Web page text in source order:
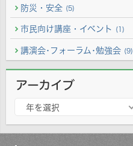
防災・安全 (5)
市民向け講座・イベント (1)
講演会･フォーラム･勉強会 (9)
アーカイブ
カ
年を選択